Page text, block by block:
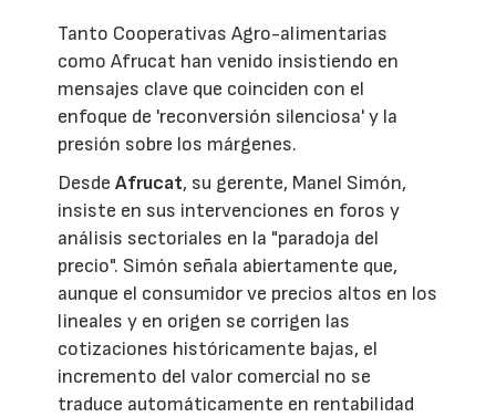
Tanto Cooperativas Agro-alimentarias
como Afrucat han venido insistiendo en
mensajes clave que coinciden con el
enfoque de 'reconversión silenciosa' y la
presión sobre los márgenes.
DesdeAfrucat, su gerente, Manel Simón,
insiste en sus intervenciones en foros y
análisis sectoriales en la "paradoja del
precio". Simón señala abiertamente que,
aunque el consumidor ve precios altos en los
lineales y en origen se corrigen las
cotizaciones históricamente bajas, el
incremento del valor comercial no se
traduce automáticamente en rentabilidad